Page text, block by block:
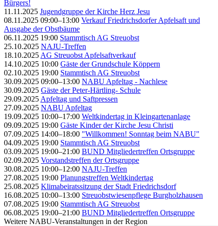
Bürgers!
11.11.2025 Jugendgruppe der Kirche Herz Jesu
08.11.2025 09:00–13:00 Verkauf Friedrichsdorfer Apfelsaft und
Ausgabe der Obstbäume
06.11.2025 19:00 Stammtisch AG Streuobst
25.10.2025 NAJU-Treffen
18.10.2025 AG Streuobst Apfelsaftverkauf
14.10.2025 10:00 Gäste der Grundschule Köppern
02.10.2025 19:00 Stammtisch AG Streuobst
30.09.2025 09:00–13:00 NABU Apfeltag - Nachlese
30.09.2025 Gäste der Peter-Härtling- Schule
29.09.2025 Apfeltag und Saftpressen
27.09.2025 NABU Apfeltag
19.09.2025 10:00–17:00 Weltkindertag in Kleingartenanlage
09.09.2025 19:00 Gäste Kinder der Kirche Jesu Christi
07.09.2025 14:00–18:00 "Willkommen! Sonntag beim NABU"
04.09.2025 19:00 Stammtisch AG Streuobst
03.09.2025 19:00–21:00 BUND Mitgliedertreffen Ortsgruppe
02.09.2025 Vorstandstreffen der Ortsgruppe
30.08.2025 10:00–12:00 NAJU-Treffen
27.08.2025 19:00 Planungstreffen Weltkindertag
25.08.2025 Klimabeiratssitzung der Stadt Friedrichsdorf
16.08.2025 10:00–13:00 Streuobstwiesenpflege Burgholzhausen
07.08.2025 19:00 Stammtisch AG Streuobst
06.08.2025 19:00–21:00 BUND Mitgliedertreffen Ortsgruppe
Weitere NABU-Veranstaltungen in der Region